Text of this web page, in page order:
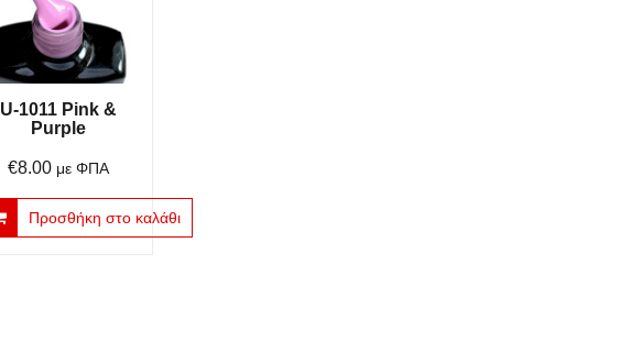
U-1011 Pink &
Purple
€8.00 με ΦΠΑ
Προσθήκη στο καλάθι